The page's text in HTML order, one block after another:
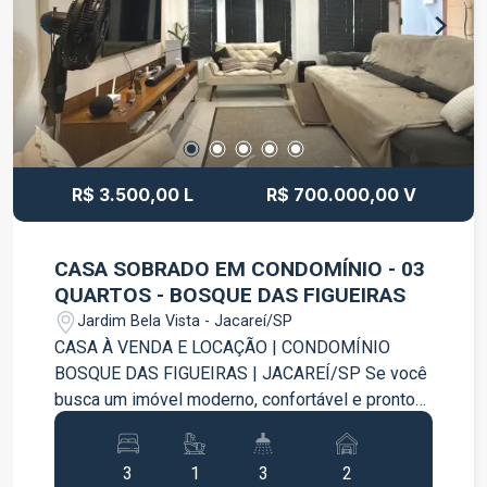
vias da cidade. Entre em contato para mais
informações e agende sua visita.
R$ 3.500,00 L R$ 700.000,00 V
CASA SOBRADO EM CONDOMÍNIO - 03
QUARTOS - BOSQUE DAS FIGUEIRAS
Jardim Bela Vista - Jacareí/SP
CASA À VENDA E LOCAÇÃO | CONDOMÍNIO
BOSQUE DAS FIGUEIRAS | JACAREÍ/SP Se você
busca um imóvel moderno, confortável e pronto
para morar, esta casa no Condomínio Bosque das
Figueiras é a escolha ideal. Com ambientes
integrados, excelente área gourmet e
3 1 3 2